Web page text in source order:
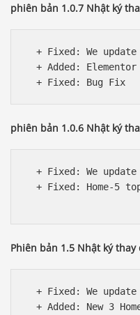
phiên bản 1.0.7 Nhật ký
+ Fixed: We
+ Added: Elementor
phiên bản 1.0.6 Nhật ký
+ Fixed: We
+ Fixed: Home-5
Phiên bản 1.5 Nhật ký thay
+ Fixed: We
+ Added: New 3